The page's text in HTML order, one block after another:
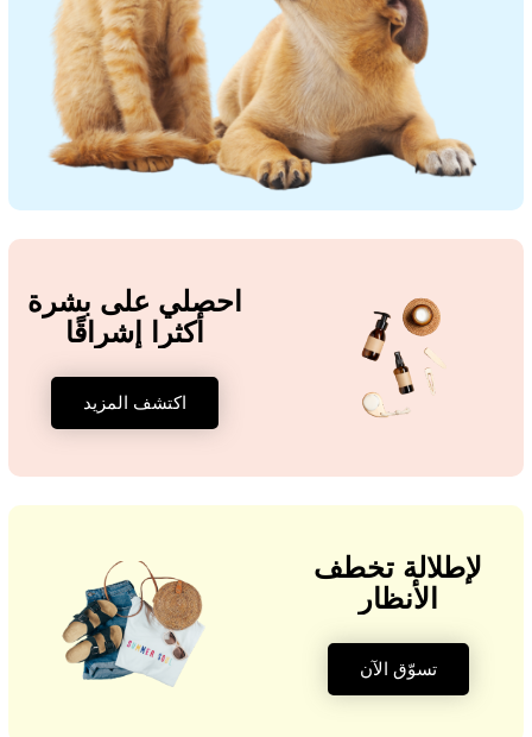
احصلي على بشرة
أكثرا إشراقًا
اكتشف المزيد
لإطلالة تخطف
الأنظار
تسوّق الآن